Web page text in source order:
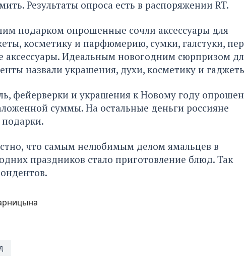
Результаты опроса есть в распоряжении RT.
подарком опрошенные сочли аксессуары для
косметику и парфюмерию, сумки, галстуки,
аксессуары. Идеальным новогодним сюрпризом
назвали украшения, духи, косметику и
фейерверки и украшения к Новому году
суммы. На остальные деньги россияне
что самым нелюбимым делом ямальцев в
праздников стало приготовление блюд. Так